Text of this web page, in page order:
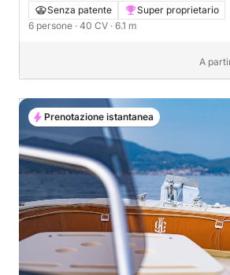
Senza patente
Super proprietario
6 persone · 40 CV · 6.1 m
A
Prenotazione istantanea